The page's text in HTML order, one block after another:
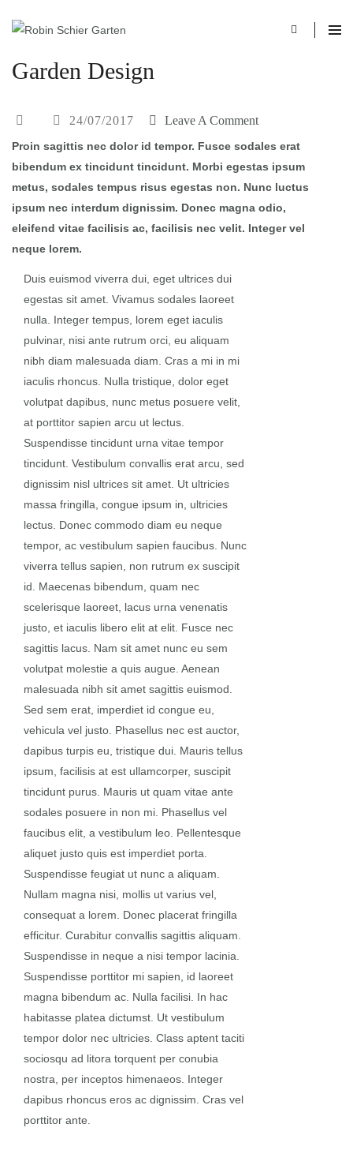
Garden Design
24/07/2017 Leave A Comment
Proin sagittis nec dolor id tempor. Fusce sodales erat
bibendum ex tincidunt tincidunt. Morbi egestas ipsum
metus, sodales tempus risus egestas non. Nunc luctus
ipsum nec interdum dignissim. Donec magna odio,
eleifend vitae facilisis ac, facilisis nec velit. Integer vel
neque lorem.
Duis euismod viverra dui, eget ultrices dui
egestas sit amet. Vivamus sodales laoreet
nulla. Integer tempus, lorem eget iaculis
pulvinar, nisi ante rutrum orci, eu aliquam
nibh diam malesuada diam. Cras a mi in mi
iaculis rhoncus. Nulla tristique, dolor eget
volutpat dapibus, nunc metus posuere velit,
at porttitor sapien arcu ut lectus.
Suspendisse tincidunt urna vitae tempor
tincidunt. Vestibulum convallis erat arcu, sed
dignissim nisl ultrices sit amet. Ut ultricies
massa fringilla, congue ipsum in, ultricies
lectus. Donec commodo diam eu neque
tempor, ac vestibulum sapien faucibus. Nunc
viverra tellus sapien, non rutrum ex suscipit
id. Maecenas bibendum, quam nec
scelerisque laoreet, lacus urna venenatis
justo, et iaculis libero elit at elit. Fusce nec
sagittis lacus. Nam sit amet nunc eu sem
volutpat molestie a quis augue. Aenean
malesuada nibh sit amet sagittis euismod.
Sed sem erat, imperdiet id congue eu,
vehicula vel justo. Phasellus nec est auctor,
dapibus turpis eu, tristique dui. Mauris tellus
ipsum, facilisis at est ullamcorper, suscipit
tincidunt purus. Mauris ut quam vitae ante
sodales posuere in non mi. Phasellus vel
faucibus elit, a vestibulum leo. Pellentesque
aliquet justo quis est imperdiet porta.
Suspendisse feugiat ut nunc a aliquam.
Nullam magna nisi, mollis ut varius vel,
consequat a lorem. Donec placerat fringilla
efficitur. Curabitur convallis sagittis aliquam.
Suspendisse in neque a nisi tempor lacinia.
Suspendisse porttitor mi sapien, id laoreet
magna bibendum ac. Nulla facilisi. In hac
habitasse platea dictumst. Ut vestibulum
tempor dolor nec ultricies. Class aptent taciti
sociosqu ad litora torquent per conubia
nostra, per inceptos himenaeos. Integer
dapibus rhoncus eros ac dignissim. Cras vel
porttitor ante.